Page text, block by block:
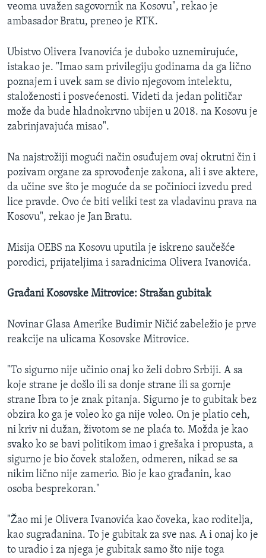
veoma uvažen sagovornik na Kosovu", rekao je
ambasador Bratu, preneo je RTK.
Ubistvo Olivera Ivanovića je duboko uznemirujuće,
istakao je. "Imao sam privilegiju godinama da ga lično
poznajem i uvek sam se divio njegovom intelektu,
staloženosti i posvećenosti. Videti da jedan političar
može da bude hladnokrvno ubijen u 2018. na Kosovu je
zabrinjavajuća misao".
Na najstrožiji mogući način osuđujem ovaj okrutni čin i
pozivam organe za sprovođenje zakona, ali i sve aktere,
da učine sve što je moguće da se počinioci izvedu pred
lice pravde. Ovo će biti veliki test za vladavinu prava na
Kosovu", rekao je Jan Bratu.
Misija OEBS na Kosovu uputila je iskreno saučešće
porodici, prijateljima i saradnicima Olivera Ivanovića.
Građani Kosovske Mitrovice: Strašan gubitak
Novinar Glasa Amerike Budimir Ničić zabeležio je prve
reakcije na ulicama Kosovske Mitrovice.
"To sigurno nije učinio onaj ko želi dobro Srbiji. A sa
koje strane je došlo ili sa donje strane ili sa gornje
strane Ibra to je znak pitanja. Sigurno je to gubitak bez
obzira ko ga je voleo ko ga nije voleo. On je platio ceh,
ni kriv ni dužan, životom se ne plaća to. Možda je kao
svako ko se bavi politikom imao i grešaka i propusta, a
sigurno je bio čovek staložen, odmeren, nikad se sa
nikim lično nije zamerio. Bio je kao građanin, kao
osoba besprekoran."
"Žao mi je Olivera Ivanovića kao čoveka, kao roditelja,
kao sugrađanina. To je gubitak za sve nas. A i onaj ko je
to uradio i za njega je gubitak samo što nije toga